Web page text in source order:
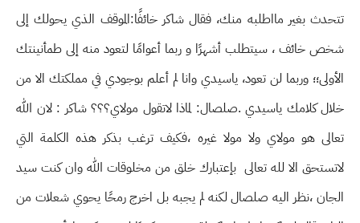
تتحدث بغير مااطلبه منك، فقال شاكر خائفًا:الموقف الذي يحولك إلى
شخص خائف ، سيتطلب أشهرًا و ربما أعوامًا لتعود منه إلى طمأنينتك
الأولى؛؛ وربما لن تعود، ياسيدي وانا لم أعلم بوجودي في مملكتك الا من
خلال كلامك ياسيدي .صلصال: لماذا لاتقول مولاي؟؟؟ شاكر : لان الله
تعالى هو مولاي ولا مولا غيره ،فكيف ترغب بذكر هذه الكلمة التي
لاتستحق الا لله تعالى بإعتبارك خلق من مخلوقات الله وان كنت سيد
الجان ،نظر اليه صلصال لكنه لم يجبه بل اخرج رمحًا يحوي شعلات من